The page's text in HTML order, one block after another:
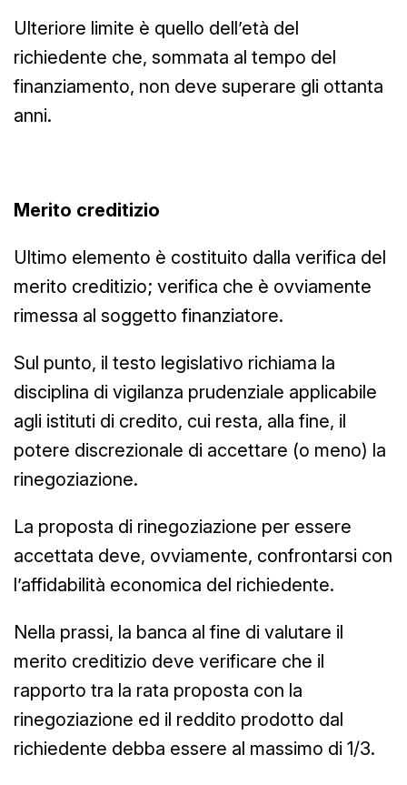
Ulteriore limite è quello dell’età del
richiedente che, sommata al tempo del
finanziamento, non deve superare gli ottanta
anni.
Merito creditizio
Ultimo elemento è costituito dalla verifica del
merito creditizio; verifica che è ovviamente
rimessa al soggetto finanziatore.
Sul punto, il testo legislativo richiama la
disciplina di vigilanza prudenziale applicabile
agli istituti di credito, cui resta, alla fine, il
potere discrezionale di accettare (o meno) la
rinegoziazione.
La proposta di rinegoziazione per essere
accettata deve, ovviamente, confrontarsi con
l’affidabilità economica del richiedente.
Nella prassi, la banca al fine di valutare il
merito creditizio deve verificare che il
rapporto tra la rata proposta con la
rinegoziazione ed il reddito prodotto dal
richiedente debba essere al massimo di 1/3.